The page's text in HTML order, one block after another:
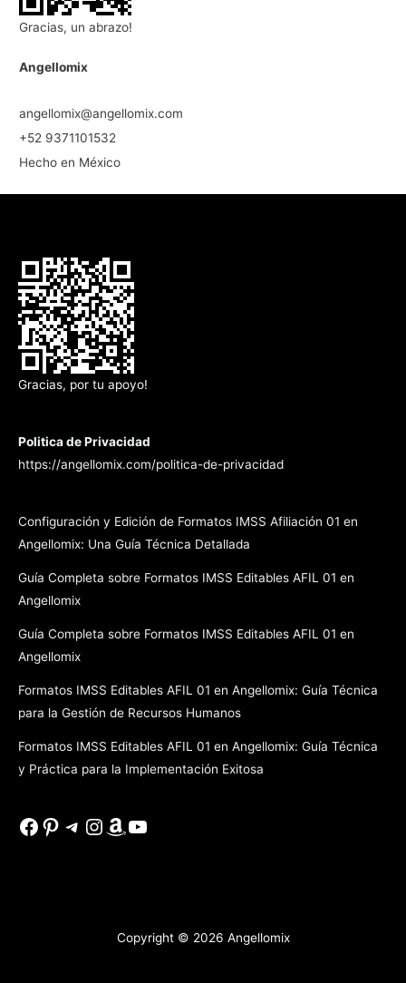
Gracias, un abrazo!
Angellomix
angellomix@angellomix.com
+52 9371101532
Hecho en México
Gracias, por tu apoyo!
Politica de Privacidad
https://angellomix.com/politica-de-privacidad
Configuración y Edición de Formatos IMSS Afiliación 01 en
Angellomix: Una Guía Técnica Detallada
Guía Completa sobre Formatos IMSS Editables AFIL 01 en
Angellomix
Guía Completa sobre Formatos IMSS Editables AFIL 01 en
Angellomix
Formatos IMSS Editables AFIL 01 en Angellomix: Guía Técnica
para la Gestión de Recursos Humanos
Formatos IMSS Editables AFIL 01 en Angellomix: Guía Técnica
y Práctica para la Implementación Exitosa
Facebook
Pinterest
Telegram
Instagram
Amazon
YouTube
Copyright © 2026 Angellomix